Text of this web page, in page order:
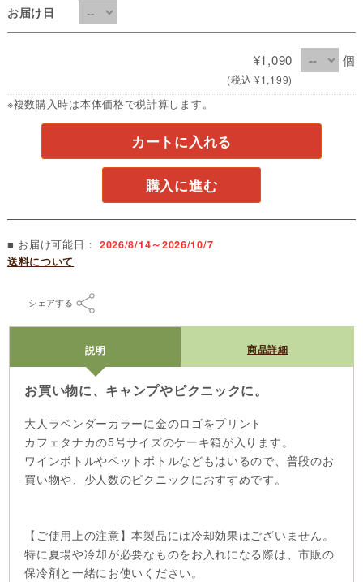
お届け日
¥1,090
(税込 ¥1,199)
個
※複数購入時は本体価格で税計算します。
カートに入れる
購入に進む
■ お届け可能日： 2026/8/14～2026/10/7
送料について
シェアする
説明 商品詳細
お買い物に、キャンプやピクニックに。
大人ラベンダーカラーに金のロゴをプリント
カフェタナカの5号サイズのケーキ箱が入ります。
ワインボトルやペットボトルなどもはいるので、普段のお
買い物や、少人数のピクニックにおすすめです。
【ご使用上の注意】本製品には冷却効果はございません。
特に夏場や冷却が必要なものをお入れになる際は、市販の
保冷剤と一緒にお使いください。